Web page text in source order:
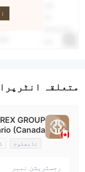
متعلقہ
GROUP
(Canada))
نامعلوم
رجسٹریشن نمبر